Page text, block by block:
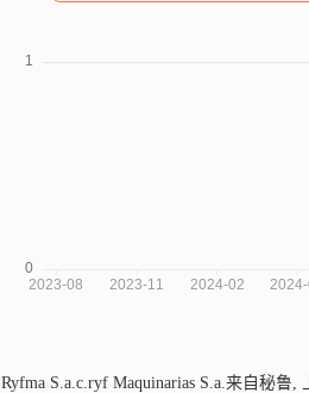
Ryfma S.a.c.ryf Maquinarias S.a.来自秘鲁,